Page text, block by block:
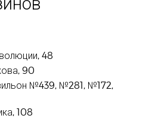
48
90
№439, №281, №172,
108